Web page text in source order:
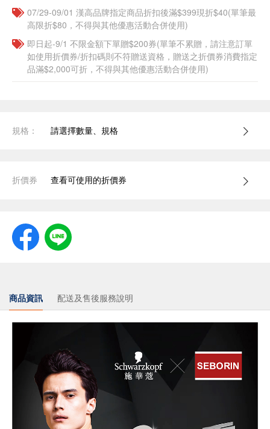
07/29-09/01 漢高品牌指定商品折扣後滿$399現折$40(單筆最
高限折$80，不得與其他優惠活動合併使用)
即日起-9/1 不限金額下單贈$200券(單筆不累贈，請注意訂單
如使用折價券/折扣碼則不符贈送資格，贈送之折價券消費指定
品滿$2,000可折，不得與其他優惠活動合併使用)
規格： 請選擇數量、規格
折價券 查看可使用的折價券
商品資訊 配送及售後服務說明